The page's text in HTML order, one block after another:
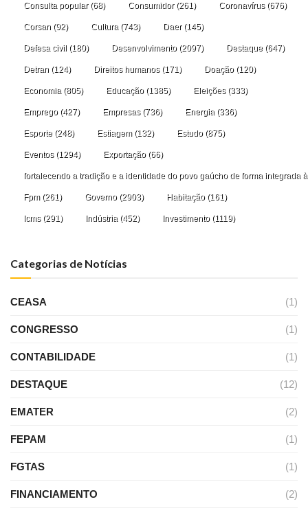
Consulta popular(68) Consumidor(261) Coronavírus(676)
Corsan (92) Cultura (743) Daer(145)
Defesa civil (180) Desenvolvimento(2097) Destaque (647)
Detran (124) Direitos humanos(171) Doação(120)
Economia (805) Educação(1385) Eleições(333)
Emprego(427) Empresas(736) Energia (336)
Esporte (248) Estiagem(132) Estudo(875)
Eventos(1294) Exportação(66)
fortalecendo a tradição e a identidade do povo gaúcho de forma
Fpm(261) Governo(2903) Habitação(161)
Icms(291) Indústria (452) Investimento(1119)
Categorias de Notícias
CEASA (1)
CONGRESSO (1)
CONTABILIDADE (1)
DESTAQUE (12)
EMATER (2)
FEPAM (1)
FGTAS (1)
FINANCIAMENTO (2)